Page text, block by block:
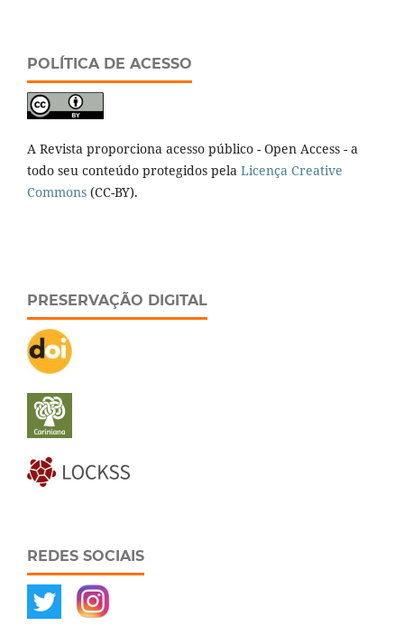
POLÍTICA DE ACESSO
A Revista proporciona acesso público - Open Access - a
todo seu conteúdo protegidos pela Licença Creative
Commons (CC-BY).
PRESERVAÇÃO DIGITAL
REDES SOCIAIS